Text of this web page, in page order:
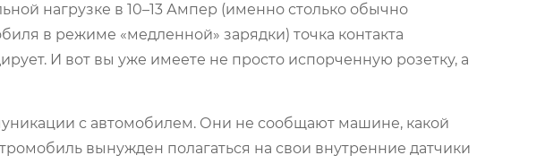
нагрузке в 10–13 Ампер (именно столько обычно
в режиме «медленной» зарядки) точка контакта
И вот вы уже имеете не просто испорченную розетку, а
с автомобилем. Они не сообщают машине, какой
вынужден полагаться на свои внутренние датчики